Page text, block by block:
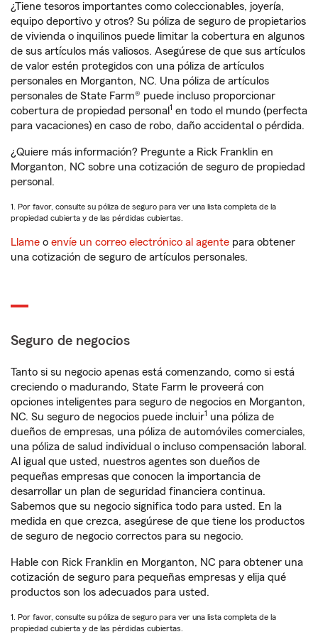
¿Tiene tesoros importantes como coleccionables, joyería,
equipo deportivo y otros? Su póliza de seguro de propietarios
de vivienda o inquilinos puede limitar la cobertura en algunos
de sus artículos más valiosos. Asegúrese de que sus artículos
de valor estén protegidos con una póliza de artículos
personales en Morganton, NC. Una póliza de artículos
personales de State Farm® puede incluso proporcionar
cobertura de propiedad personal 1 en todo el mundo (perfecta
para vacaciones) en caso de robo, daño accidental o pérdida.
¿Quiere más información? Pregunte a Rick Franklin en
Morganton, NC sobre una cotización de seguro de propiedad
personal.
1. Por favor, consulte su póliza de seguro para ver una lista completa de la
propiedad cubierta y de las pérdidas cubiertas.
Llame o envíe un correo electrónico al agente para obtener
una cotización de seguro de artículos personales.
Seguro de negocios
Tanto si su negocio apenas está comenzando, como si está
creciendo o madurando, State Farm le proveerá con
opciones inteligentes para seguro de negocios en Morganton,
NC. Su seguro de negocios puede incluir1 una póliza de
dueños de empresas, una póliza de automóviles comerciales,
una póliza de salud individual o incluso compensación laboral.
Al igual que usted, nuestros agentes son dueños de
pequeñas empresas que conocen la importancia de
desarrollar un plan de seguridad financiera continua.
Sabemos que su negocio significa todo para usted. En la
medida en que crezca, asegúrese de que tiene los productos
de seguro de negocio correctos para su negocio.
Hable con Rick Franklin en Morganton, NC para obtener una
cotización de seguro para pequeñas empresas y elija qué
productos son los adecuados para usted.
1. Por favor, consulte su póliza de seguro para ver una lista completa de la
propiedad cubierta y de las pérdidas cubiertas.